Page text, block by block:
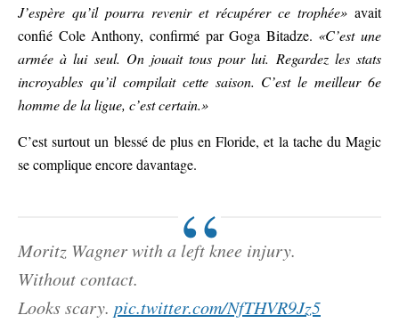
J’espère qu’il pourra revenir et récupérer ce trophée» avait
confié Cole Anthony, confirmé par Goga Bitadze. «C’est une
armée à lui seul. On jouait tous pour lui. Regardez les stats
incroyables qu’il compilait cette saison. C’est le meilleur 6e
homme de la ligue, c’est certain.»
C’est surtout un blessé de plus en Floride, et la tache du Magic
se complique encore davantage.
Moritz Wagner with a left knee injury.
Without contact.
Looks scary. pic.twitter.com/NfTHVR9Jz5